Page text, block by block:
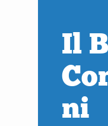
Il
ni